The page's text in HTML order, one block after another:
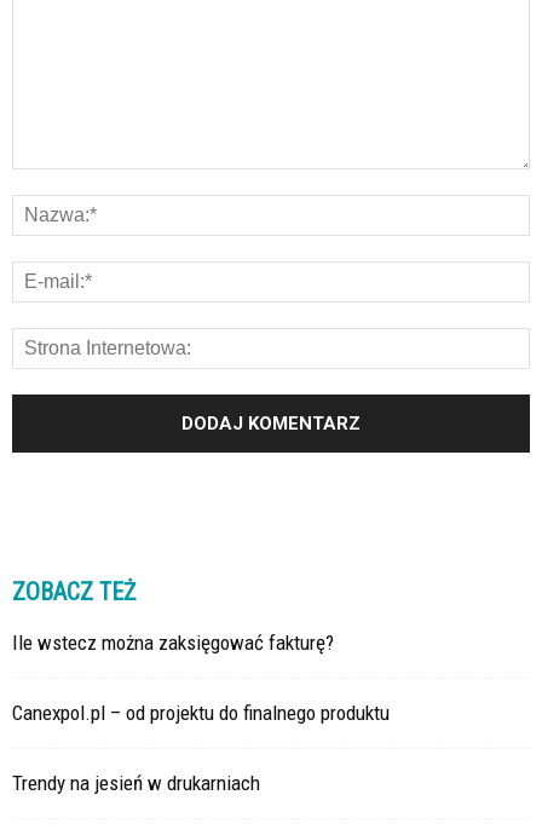
ZOBACZ TEŻ
Ile wstecz można zaksięgować fakturę?
Canexpol.pl – od projektu do finalnego produktu
Trendy na jesień w drukarniach